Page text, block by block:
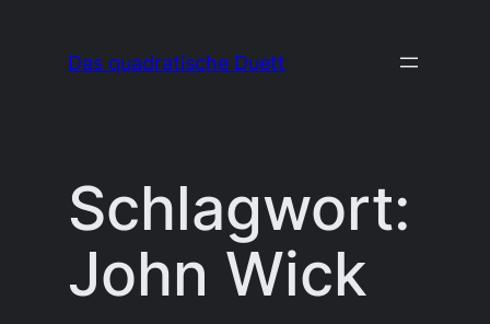
Das quadratische Duett
Schlagwort:
John Wick